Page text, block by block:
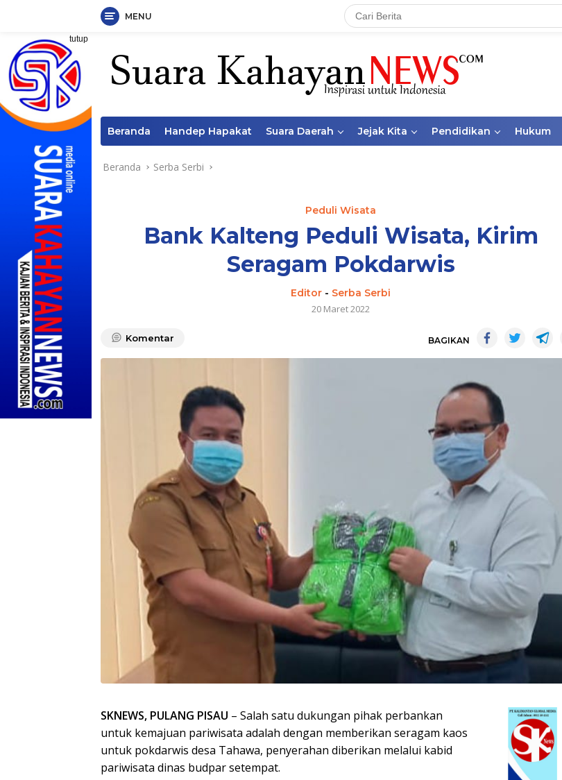
Langsung
konten
MENU
tutup
Beranda Handep Hapakat Suara Daerah Jejak Kita Pendidikan Hukum
Beranda Serba Serbi
Peduli Wisata
Bank Kalteng Peduli Wisata, Kirim
Seragam Pokdarwis
Editor - Serba Serbi
20 Maret 2022
Komentar BAGIKAN
SKNEWS, PULANG PISAU – Salah satu dukungan pihak perbankan
untuk kemajuan pariwisata adalah dengan memberikan seragam kaos
untuk pokdarwis desa Tahawa, penyerahan diberikan melalui kabid
pariwisata dinas budpar setempat.